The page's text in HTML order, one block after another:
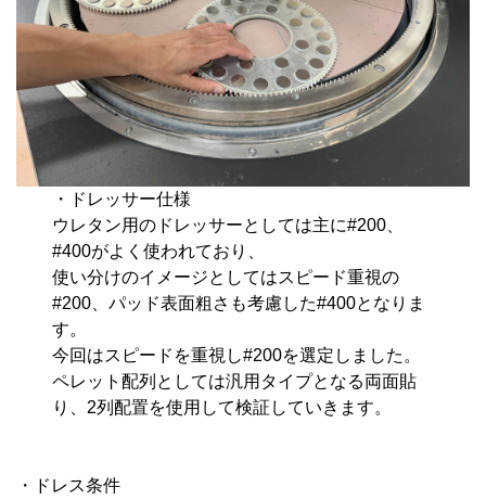
・ドレッサー仕様
ウレタン用のドレッサーとしては主に#200、
#400がよく使われており、
使い分けのイメージとしてはスピード重視の
#200、パッド表面粗さも考慮した#400となりま
す。
今回はスピードを重視し#200を選定しました。
ペレット配列としては汎用タイプとなる両面貼
り、2列配置を使用して検証していきます。
・ドレス条件